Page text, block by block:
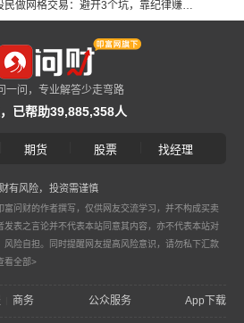
普通股民做网格交易：避开3个坑，靠纪律赚震荡市差价
一问，专业解答少走弯路
已帮助39,885,358人
期货 股票 找经理
有风险，投资需谨慎
问财的作者撰写，仅供网友交流学习，并不构成买卖
发表之言论并不代表本站同意其内容，亦不代表本站对
险自担。同时提醒网友提高风险意识，请勿私下汇款
看全部>
商务 公众服务 App下载